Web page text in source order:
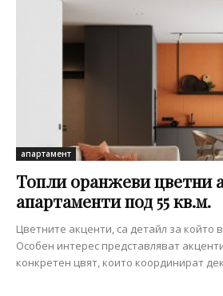
апартамент
Топли оранжеви цветни
апартаменти под 55 кв.м.
Цветните акценти, са детайл за който
Особен интерес представляват
конкретен цвят, които координират